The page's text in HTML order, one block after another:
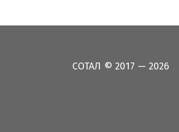
СОТАЛ © 2017 — 2026